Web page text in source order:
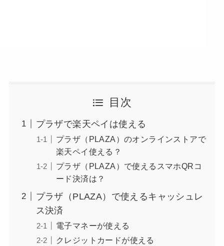
目次
プラザで楽天ペイは使える
プラザ（PLAZA）のオンラインストアで
楽天ペイ使える？
プラザ（PLAZA）で使えるスマホQRコ
ード決済は？
プラザ（PLAZA）で使えるキャッシュレ
ス決済
電子マネーが使える
クレジットカードが使える